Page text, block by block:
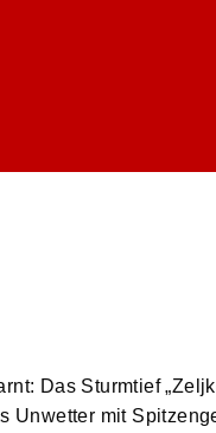
Das Sturmtief
Unwetter mit